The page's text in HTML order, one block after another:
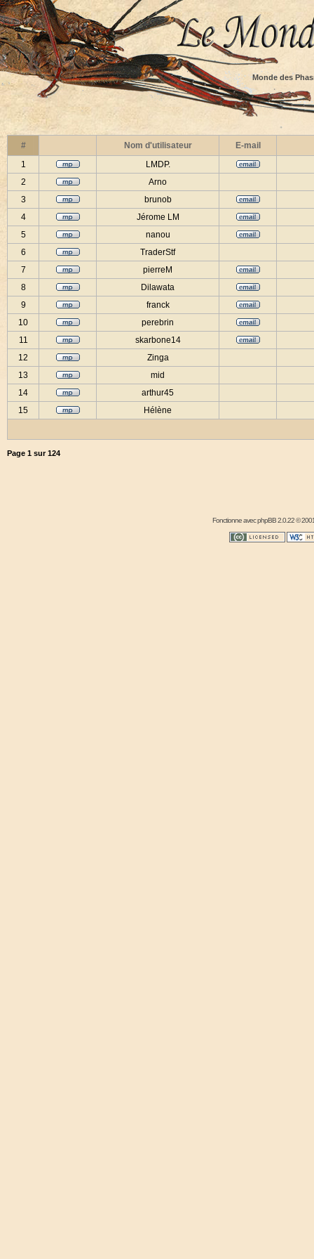
Monde des
# Nom d'utilisateur
E-mail
1
LMDP.
2
Arno
3
brunob
4
Jérome LM
5
nanou
6
TraderStf
7
pierreM
8
Dilawata
9
franck
10
perebrin
11
skarbone14
12
Zinga
13
mid
14
arthur45
15
Hélène
Page 1 sur124
Fonctionne avecphpBB2.0.22 ©